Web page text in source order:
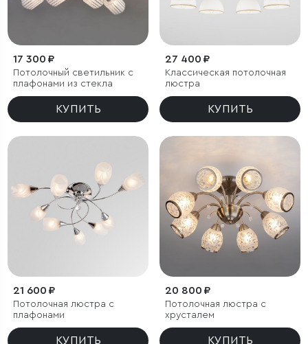
17 300 ₽
Потолочный светильник с
плафонами из стекла
КУПИТЬ
27 400 ₽
Классическая потолочная
люстра
КУПИТЬ
21 600 ₽
Потолочная люстра с
плафонами
КУПИТЬ
20 800 ₽
Потолочная люстра с
хрусталем
КУПИТЬ